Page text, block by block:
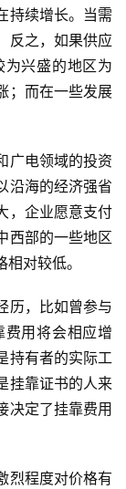
持续增长。当需
反之，如果供应
兴盛的地区为
；而在一些发展
广电领域的投资
沿海的经济强省
，企业愿意支付
西部的一些地区
对较低。
历，比如曾参与
用将会相应增
持有者的实际工
挂靠证书的人来
决定了挂靠费用
烈程度对价格有